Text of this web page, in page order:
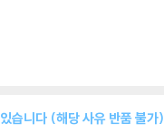
습니다 (해당 사유 반품 불가)